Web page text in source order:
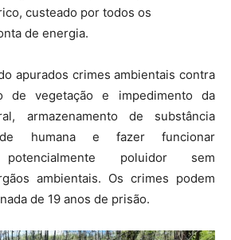
custeado por todos os
de energia.
apurados crimes ambientais contra
de vegetação e impedimento da
armazenamento de substância
humana e fazer funcionar
potencialmente poluidor sem
ambientais. Os crimes podem
de 19 anos de prisão.